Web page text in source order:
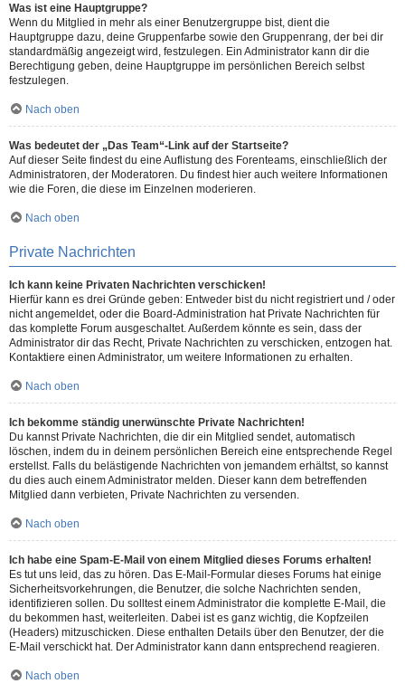
Was ist eine Hauptgruppe?
Wenn du Mitglied in mehr als einer Benutzergruppe bist, dient die
Hauptgruppe dazu, deine Gruppenfarbe sowie den Gruppenrang, der bei dir
standardmäßig angezeigt wird, festzulegen. Ein Administrator kann dir die
Berechtigung geben, deine Hauptgruppe im persönlichen Bereich selbst
festzulegen.
Nach oben
Was bedeutet der „Das Team“-Link auf der Startseite?
Auf dieser Seite findest du eine Auflistung des Forenteams, einschließlich der
Administratoren, der Moderatoren. Du findest hier auch weitere Informationen
wie die Foren, die diese im Einzelnen moderieren.
Nach oben
Private Nachrichten
Ich kann keine Privaten Nachrichten verschicken!
Hierfür kann es drei Gründe geben: Entweder bist du nicht registriert und / oder
nicht angemeldet, oder die Board-Administration hat Private Nachrichten für
das komplette Forum ausgeschaltet. Außerdem könnte es sein, dass der
Administrator dir das Recht, Private Nachrichten zu verschicken, entzogen hat.
Kontaktiere einen Administrator, um weitere Informationen zu erhalten.
Nach oben
Ich bekomme ständig unerwünschte Private Nachrichten!
Du kannst Private Nachrichten, die dir ein Mitglied sendet, automatisch
löschen, indem du in deinem persönlichen Bereich eine entsprechende Regel
erstellst. Falls du belästigende Nachrichten von jemandem erhältst, so kannst
du dies auch einem Administrator melden. Dieser kann dem betreffenden
Mitglied dann verbieten, Private Nachrichten zu versenden.
Nach oben
Ich habe eine Spam-E-Mail von einem Mitglied dieses Forums erhalten!
Es tut uns leid, das zu hören. Das E-Mail-Formular dieses Forums hat einige
Sicherheitsvorkehrungen, die Benutzer, die solche Nachrichten senden,
identifizieren sollen. Du solltest einem Administrator die komplette E-Mail, die
du bekommen hast, weiterleiten. Dabei ist es ganz wichtig, die Kopfzeilen
(Headers) mitzuschicken. Diese enthalten Details über den Benutzer, der die
E-Mail verschickt hat. Der Administrator kann dann entsprechend reagieren.
Nach oben